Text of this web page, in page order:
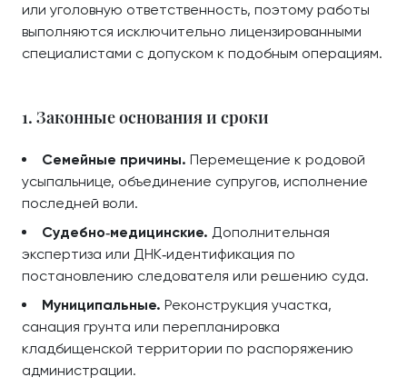
или уголовную ответственность, поэтому работы
выполняются исключительно лицензированными
специалистами с допуском к подобным операциям.
1. Законные основания и сроки
Семейные причины. Перемещение к родовой
усыпальнице, объединение супругов, исполнение
последней воли.
Судебно‑медицинские. Дополнительная
экспертиза или ДНК‑идентификация по
постановлению следователя или решению суда.
Муниципальные. Реконструкция участка,
санация грунта или перепланировка
кладбищенской территории по распоряжению
администрации.